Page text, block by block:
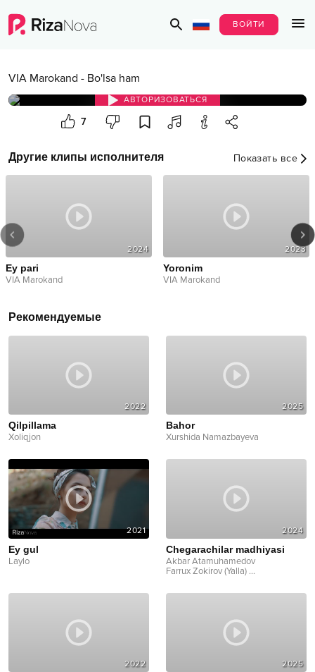
ВОЙТИ
VIA Marokand - Bo'lsa ham
АВТОРИЗОВАТЬСЯ
7
Другие клипы исполнителя Показать все
2024
Ey pari
VIA Marokand
2023
Yoronim
VIA Marokand
Рекомендуемые
2022
Qilpillama
Xoliqjon
2025
Bahor
Xurshida Namazbayeva
2021
Ey gul
Laylo
2024
Chegarachilar madhiyasi
Akbar Atamuhamedov
Farrux Zokirov (Yalla) ...
2022 2025